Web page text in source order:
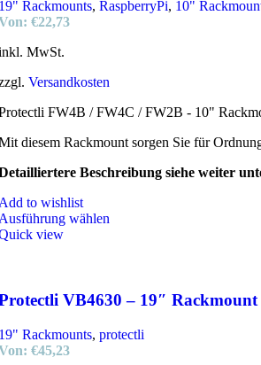
Rackmounts, RaspberryPi, 10"
€22,73
MwSt.
Versandkosten
FW4B / FW4C / FW2B - 10"
diesem Rackmount sorgen Sie für
Beschreibung siehe weiter
to wishlist
wählen
view
VB4630 – 19″ Rackmount
Rackmounts, protectli
€45,23